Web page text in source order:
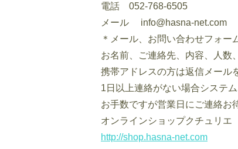
電話 052-768-6505
メール info@hasna-net.com
＊メール、お問い合わせフォー
お名前、ご連絡先、内容、人数
携帯アドレスの方は返信メール
1日以上連絡がない場合システ
お手数ですが営業日にご連絡お
オンラインショップクチュリエ
http://shop.hasna-net.com